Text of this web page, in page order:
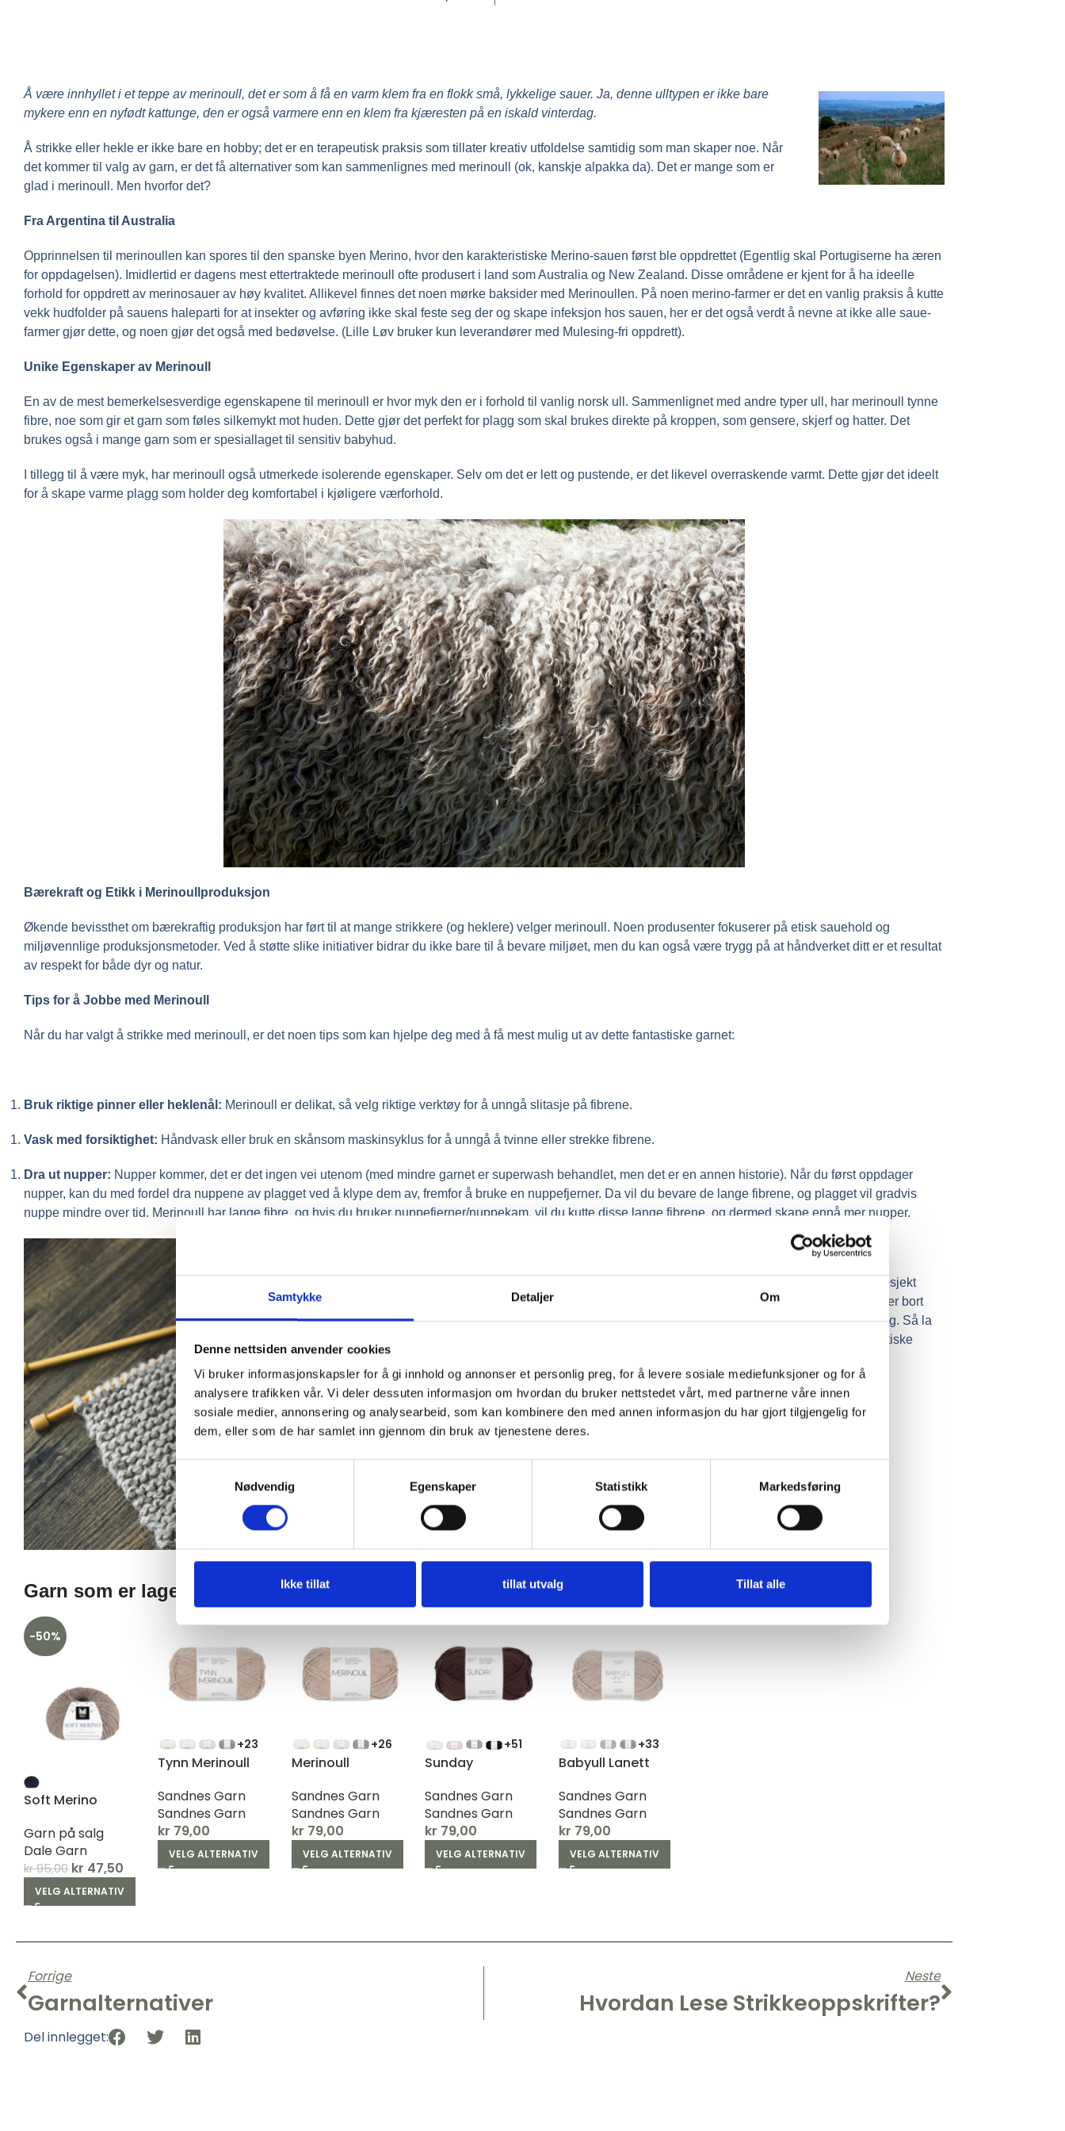
Samtykke Detaljer Om
Denne nettsiden anvender cookies
Vi bruker informasjonskapsler for å gi innhold og annonser et personlig preg, for å levere sosiale mediefunksjoner og for å
analysere trafikken vår. Vi deler dessuten informasjon om hvordan du bruker nettstedet vårt, med partnerne våre innen
sosiale medier, annonsering og analysearbeid, som kan kombinere den med annen informasjon du har gjort tilgjengelig for
dem, eller som de har samlet inn gjennom din bruk av tjenestene deres.
Samtykkevalg
Nødvendig
Egenskaper Statistikk Markedsføring
Ikke tillat tillat utvalg Tillat alle
Å være innhyllet i et teppe av merinoull, det er som å få en varm klem fra en flokk små, lykkelige sauer. Ja, denne ulltypen er ikke bare
mykere enn en nyfødt kattunge, den er også varmere enn en klem fra kjæresten på en iskald vinterdag.
Å strikke eller hekle er ikke bare en hobby; det er en terapeutisk praksis som tillater kreativ utfoldelse samtidig som man skaper noe. Når
det kommer til valg av garn, er det få alternativer som kan sammenlignes med merinoull (ok, kanskje alpakka da). Det er mange som er
glad i merinoull. Men hvorfor det?
Fra Argentina til Australia
Opprinnelsen til merinoullen kan spores til den spanske byen Merino, hvor den karakteristiske Merino-sauen først ble oppdrettet (Egentlig skal Portugiserne ha æren
for oppdagelsen). Imidlertid er dagens mest ettertraktede merinoull ofte produsert i land som Australia og New Zealand. Disse områdene er kjent for å ha ideelle
forhold for oppdrett av merinosauer av høy kvalitet. Allikevel finnes det noen mørke baksider med Merinoullen. På noen merino-farmer er det en vanlig praksis å kutte
vekk hudfolder på sauens haleparti for at insekter og avføring ikke skal feste seg der og skape infeksjon hos sauen, her er det også verdt å nevne at ikke alle saue-
farmer gjør dette, og noen gjør det også med bedøvelse. (Lille Løv bruker kun leverandører med Mulesing-fri oppdrett).
Unike Egenskaper av Merinoull
En av de mest bemerkelsesverdige egenskapene til merinoull er hvor myk den er i forhold til vanlig norsk ull. Sammenlignet med andre typer ull, har merinoull tynne
fibre, noe som gir et garn som føles silkemykt mot huden. Dette gjør det perfekt for plagg som skal brukes direkte på kroppen, som gensere, skjerf og hatter. Det
brukes også i mange garn som er spesiallaget til sensitiv babyhud.
I tillegg til å være myk, har merinoull også utmerkede isolerende egenskaper. Selv om det er lett og pustende, er det likevel overraskende varmt. Dette gjør det ideelt
for å skape varme plagg som holder deg komfortabel i kjøligere værforhold.
Bærekraft og Etikk i Merinoullproduksjon
Økende bevissthet om bærekraftig produksjon har ført til at mange strikkere (og heklere) velger merinoull. Noen produsenter fokuserer på etisk sauehold og
miljøvennlige produksjonsmetoder. Ved å støtte slike initiativer bidrar du ikke bare til å bevare miljøet, men du kan også være trygg på at håndverket ditt er et resultat
av respekt for både dyr og natur.
Tips for å Jobbe med Merinoull
Når du har valgt å strikke med merinoull, er det noen tips som kan hjelpe deg med å få mest mulig ut av dette fantastiske garnet:
Bruk riktige pinner eller heklenål: Merinoull er delikat, så velg riktige verktøy for å unngå slitasje på fibrene.
Vask med forsiktighet: Håndvask eller bruk en skånsom maskinsyklus for å unngå å tvinne eller strekke fibrene.
Dra ut nupper: Nupper kommer, det er det ingen vei utenom (med mindre garnet er superwash behandlet, men det er en annen historie). Når du først oppdager
nupper, kan du med fordel dra nuppene av plagget ved å klype dem av, fremfor å bruke en nuppefjerner. Da vil du bevare de lange fibrene, og plagget vil gradvis
nuppe mindre over tid. Merinoull har lange fibre, og hvis du bruker nuppefjerner/nuppekam, vil du kutte disse lange fibrene, og dermed skape ennå mer nupper.
Garn laget av merinoull har en fantastisk kvalitet som gjør ethvert prosjekt
ekstra spesielt. Enten du lager en gave til en kjær venn eller skjemmer bort
deg selv med noe luksuriøst, vil merinoull alltid være et strålende valg. Så la
pinnene dine utforske merinoull, og la deg inspirere av denne fantastiske
Nedenfor finner du garn som er laget av 100% Merinoull.
Garn som er laget av 100% Merinoull
-50%
Soft Merino
Garn på salg
Dale Garn
kr95,00 kr 47,50
VELG ALTERNATIV
+23
Tynn Merinoull
Sandnes Garn
Sandnes Garn
kr 79,00
VELG ALTERNATIV
+26
Merinoull
Sandnes Garn
Sandnes Garn
kr 79,00
VELG ALTERNATIV
+51
Sunday
Sandnes Garn
Sandnes Garn
kr 79,00
VELG ALTERNATIV
+33
Babyull Lanett
Sandnes Garn
Sandnes Garn
kr 79,00
VELG ALTERNATIV
Forrige
Garnalternativer
Neste
Hvordan Lese Strikkeoppskrifter?
Del innlegget: